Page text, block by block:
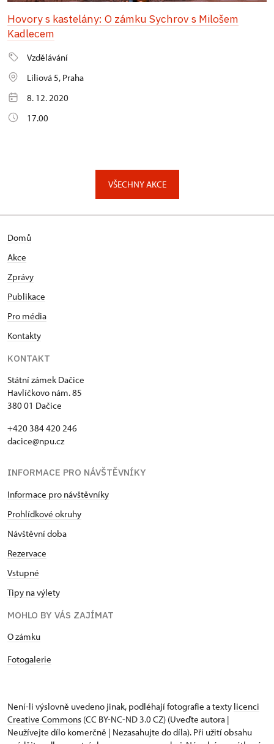
Hovory s kastelány: O zámku Sychrov s Milošem
Kadlecem
Vzdělávání
Liliová 5, Praha
8. 12. 2020
17.00
VŠECHNY AKCE
Domů
Akce
Zprávy
Publikace
Pro média
Kontakty
KONTAKT
Státní zámek Dačice
Havlíčkovo nám. 85
380 01 Dačice
+420 384 420 246
dacice@npu.cz
INFORMACE PRO NÁVŠTĚVNÍKY
Informace pro návštěvníky
Prohlídkové okruhy
Návštěvní doba
Rezervace
Vstupné
Tipy na výlety
MOHLO BY VÁS ZAJÍMAT
O zámku
Fotogalerie
Není-li výslovně uvedeno jinak, podléhají fotografie a texty licenci
Creative Commons (CC BY-NC-ND 3.0 CZ) (Uveďte autora |
Neužívejte dílo komerčně | Nezasahujte do díla). Při užití obsahu